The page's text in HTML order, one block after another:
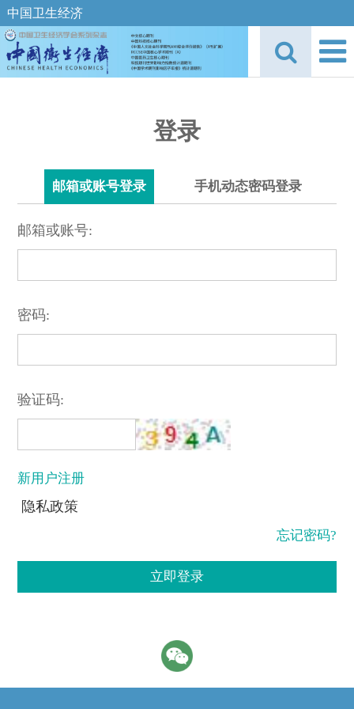
中国卫生经济
登录
邮箱或账号登录 手机动态密码登录
邮箱或账号:
密码:
验证码:
新用户注册
隐私政策
忘记密码?
立即登录